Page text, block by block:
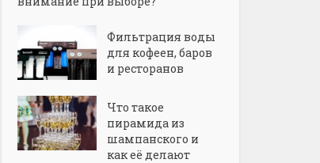
Фильтрация воды
для кофеен, баров
и ресторанов
Что такое
пирамида из
шампанского и
как её делают